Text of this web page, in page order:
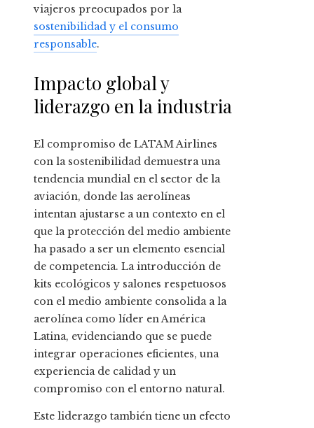
viajeros preocupados por la
sostenibilidad y el consumo
responsable.
Impacto global y
liderazgo en la industria
El compromiso de LATAM Airlines
con la sostenibilidad demuestra una
tendencia mundial en el sector de la
aviación, donde las aerolíneas
intentan ajustarse a un contexto en el
que la protección del medio ambiente
ha pasado a ser un elemento esencial
de competencia. La introducción de
kits ecológicos y salones respetuosos
con el medio ambiente consolida a la
aerolínea como líder en América
Latina, evidenciando que se puede
integrar operaciones eficientes, una
experiencia de calidad y un
compromiso con el entorno natural.
Este liderazgo también tiene un efecto